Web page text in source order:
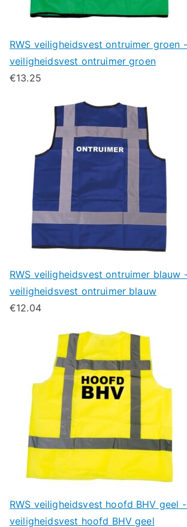
RWS veiligheidsvest ontruimer groen
veiligheidsvest ontruimer groen
€13.25
RWS veiligheidsvest ontruimer blauw
veiligheidsvest ontruimer blauw
€12.04
RWS veiligheidsvest hoofd BHV geel -
veiligheidsvest hoofd BHV geel